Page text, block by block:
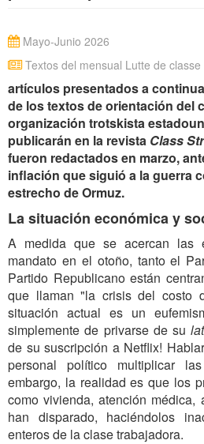
Textos del mensual Lutte de
Mayo-Junio 2026
artículos presentados a
de los textos de orientación del
organización trotskista
publicarán en la revista Class
fueron redactados en marzo,
inflación que siguió a la guerra
estrecho de Ormuz.
La situación económica y
A medida que se acercan las
mandato en el otoño, tanto el
Partido Republicano están
que llaman "la crisis del costo
situación actual es un
simplemente de privarse de su
de su suscripción a Netflix!
personal político multiplicar
embargo, la realidad es que los
como vivienda, atención médica,
han disparado, haciéndolos
enteros de la clase trabajadora.